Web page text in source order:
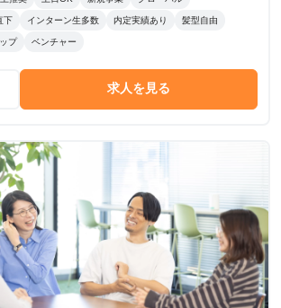
下 インターン生多数 内定実績あり 髪型自由
プ ベンチャー
求人を見る